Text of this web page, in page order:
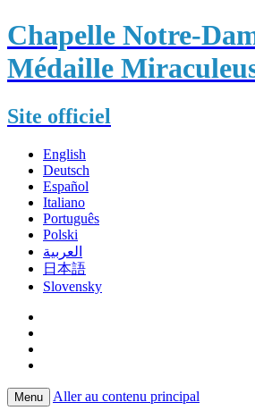
Chapelle Notre-
Médaille
Site officiel
English
Deutsch
Español
Italiano
Português
Polski
العربية
日本語
Slovensky
Menu Aller au contenu principal